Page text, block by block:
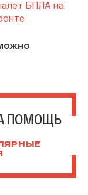
БПЛА на
ПОМОЩЬ